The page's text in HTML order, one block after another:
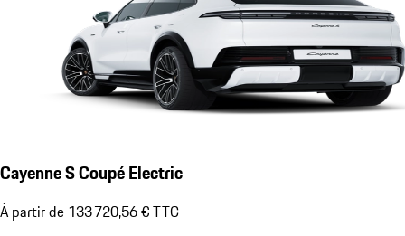
Cayenne S Coupé Electric
À partir de 133 720,56 € TTC